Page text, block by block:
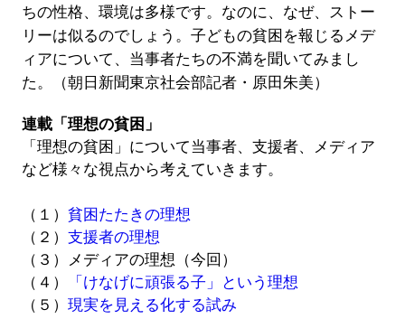
ちの性格、環境は多様です。なのに、なぜ、ストー
リーは似るのでしょう。子どもの貧困を報じるメデ
ィアについて、当事者たちの不満を聞いてみまし
た。（朝日新聞東京社会部記者・原田朱美）
連載「理想の貧困」
「理想の貧困」について当事者、支援者、メディア
など様々な視点から考えていきます。
（１） 貧困たたきの理想
（２） 支援者の理想
（３）メディアの理想（今回）
（４）
「けなげに頑張る子」という理想
（５） 現実を見える化する試み